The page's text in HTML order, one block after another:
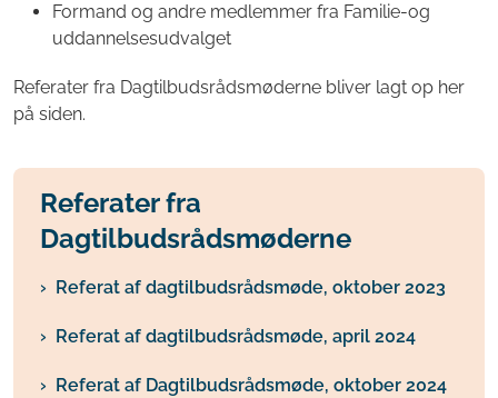
Formand og andre medlemmer fra Familie-og
uddannelsesudvalget
Referater fra Dagtilbudsrådsmøderne bliver lagt op her
på siden.
Referater fra
Dagtilbudsrådsmøderne
Referat af dagtilbudsrådsmøde, oktober 2023
Referat af dagtilbudsrådsmøde, april 2024
Referat af Dagtilbudsrådsmøde, oktober 2024